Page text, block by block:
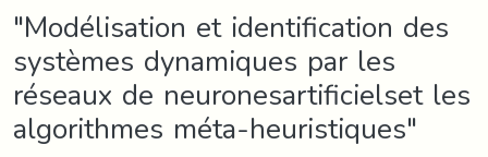
"Modélisation et identification des
systèmes dynamiques par les
réseaux de neuronesartificielset les
algorithmes méta-heuristiques"